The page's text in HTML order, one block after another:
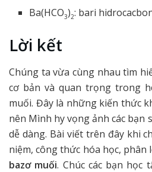
Ba(HCO3)2: bari
Lời kết
Chúng ta vừa cùng nhau tìm
cơ bản và quan trọng trong
muối. Đây là những kiến thức
nên Mình hy vọng ảnh các bạn
dễ dàng. Bài viết trên đây khi
niệm, công thức hóa học, phân
bazơ muối. Chúc các bạn học